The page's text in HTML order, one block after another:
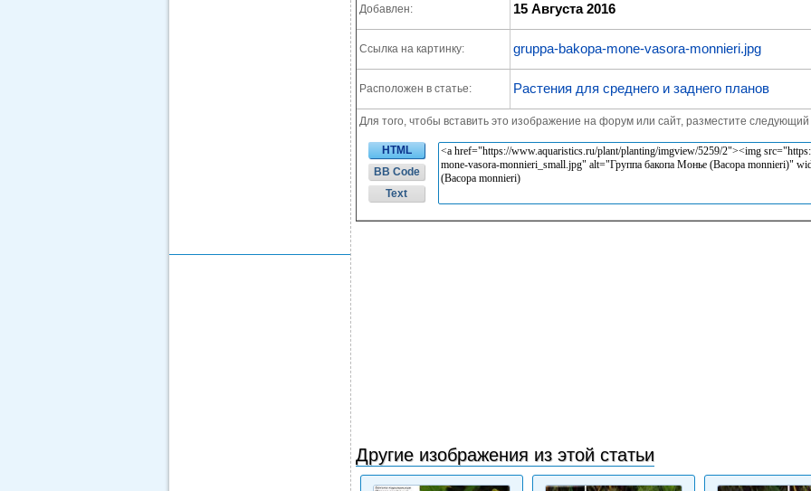
Добавлен: 15 Августа 2016
Ссылка на картинку: gruppa-bakopa-mone-vasora-monnieri.jpg
Расположен в статье: Растения для среднего и заднего планов
Для того, чтобы вставить это изображение на форум или сайт, разместите следующий
HTML
BB Code
Text
Другие изображения из этой статьи